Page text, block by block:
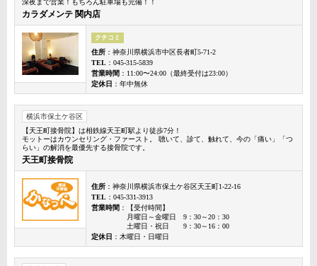
深夜まで営業！もちろん駐車場も完備！！
カラダメンテ 関内店
クチコミ
住所 ：神奈川県横浜市中区長者町5-71-2
TEL ：045-315-5839
営業時間 ：11:00〜24:00（最終受付は23:00）
定休日 ：年中無休
横浜市保土ケ谷区
【天王町接骨院】は相鉄線天王町駅より徒歩7分！
モットーはカウンセリング・ファースト。 聴いて、診て、触れて、今の「痛い」「つ
らい」の解消を最優先する接骨院です。
天王町接骨院
住所 ：神奈川県横浜市保土ケ谷区天王町1-22-16
TEL ：045-331-3913
営業時間 ：【受付時間】
月曜日～金曜日 9：30～20：30
土曜日・祝日 9：30～16：00
定休日 ：木曜日・日曜日